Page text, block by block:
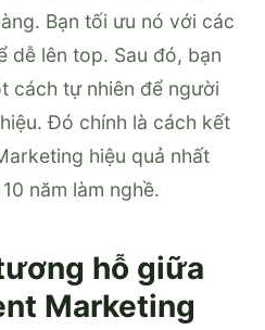
Bạn tối ưu nó với các
dễ lên top. Sau đó, bạn
cách tự nhiên để người
Đó chính là cách kết
hiệu quả nhất
năm làm nghề.
hỗ giữa
Marketing